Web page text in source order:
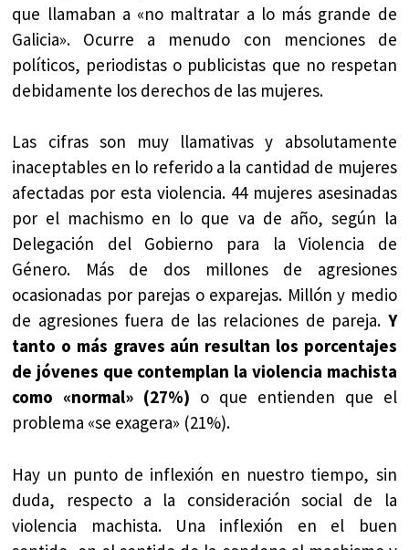
que llamaban a «no maltratar a lo más grande de
Galicia». Ocurre a menudo con menciones de
políticos, periodistas o publicistas que no respetan
debidamente los derechos de las mujeres.
Las cifras son muy llamativas y absolutamente
inaceptables en lo referido a la cantidad de mujeres
afectadas por esta violencia. 44 mujeres asesinadas
por el machismo en lo que va de año, según la
Delegación del Gobierno para la Violencia de
Género. Más de dos millones de agresiones
ocasionadas por parejas o exparejas. Millón y medio
de agresiones fuera de las relaciones de pareja. Y
tanto o más graves aún resultan los porcentajes
de jóvenes que contemplan la violencia machista
como «normal» (27%) o que entienden que el
problema «se exagera» (21%).
Hay un punto de inflexión en nuestro tiempo, sin
duda, respecto a la consideración social de la
violencia machista. Una inflexión en el buen